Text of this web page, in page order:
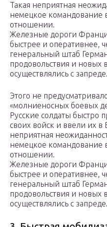
Такая неприятная
немецкое командование
отношении.
Железные дороги
быстрее и оперативнее,
генеральный штаб
продовольствия и новых
осуществлялись с
Этого не
«молниеносных боевых
Русские солдаты быстро
своих войск и ввели их в
неприятная
немецкое командование
отношении.
Железные дороги
быстрее и оперативнее,
генеральный штаб
продовольствия и новых
осуществлялись с